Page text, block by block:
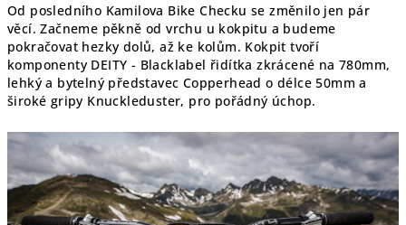
Od posledního Kamilova Bike Checku se změnilo jen pár
věcí. Začneme pěkně od vrchu u kokpitu a budeme
pokračovat hezky dolů, až ke kolům. Kokpit tvoří
komponenty DEITY - Blacklabel řidítka zkrácené na 780mm,
lehký a bytelný představec Copperhead o délce 50mm a
široké gripy Knuckleduster, pro pořádný úchop.